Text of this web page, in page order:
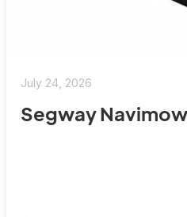
July 24, 2026
Segway